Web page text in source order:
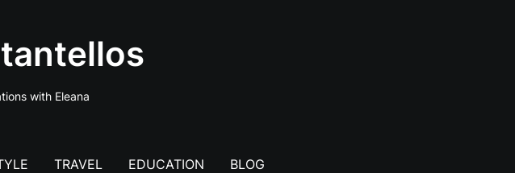
with Eleana
TRAVEL EDUCATION BLOG